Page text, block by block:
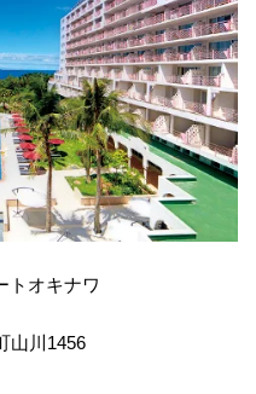
トオキナワ
山川1456